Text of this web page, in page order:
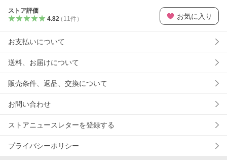
ストア評価
4.82（ 11 件） お気に入り
お支払いについて
送料、お届けについて
販売条件、返品、交換について
お問い合わせ
ストアニュースレターを登録する
プライバシーポリシー